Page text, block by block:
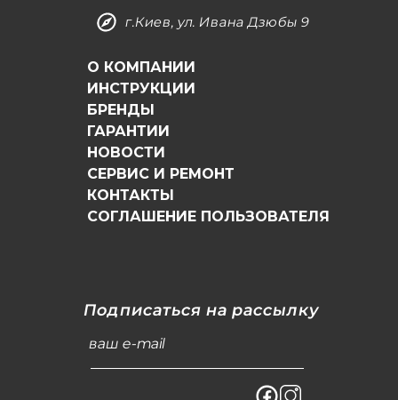
г.Киев, ул. Ивана Дзюбы 9
О КОМПАНИИ
ИНСТРУКЦИИ
БРЕНДЫ
ГАРАНТИИ
НОВОСТИ
СЕРВИС И РЕМОНТ
КОНТАКТЫ
СОГЛАШЕНИЕ ПОЛЬЗОВАТЕЛЯ
Подписаться на рассылку
ваш e-mail